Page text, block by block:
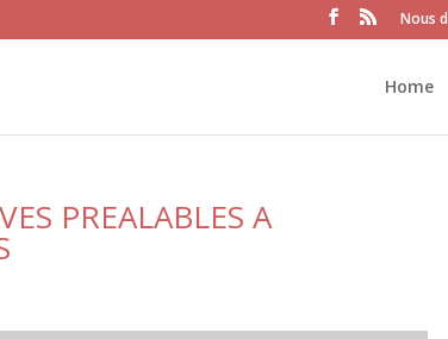
Nous
Home
PREALABLES A